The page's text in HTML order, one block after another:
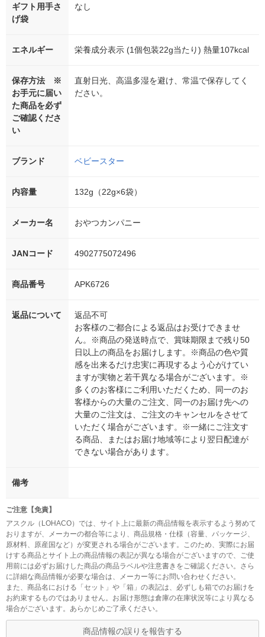
ギフト用手さ
げ袋
なし
エネルギー 栄養成分表示 (1個包装22g当たり) 熱量107kcal
保存方法 ※
お手元に届い
た商品を必ず
ご確認くださ
い
直射日光、高温多湿を避け、常温で保存してく
ださい。
ブランド ベビースター
内容量 132g（22g×6袋）
メーカー名 おやつカンパニー
JANコード 4902775072496
商品番号 APK6726
返品について
返品不可
お客様のご都合による返品はお受けできませ
ん。※商品の発送時点で、賞味期限まで残り50
日以上の商品をお届けします。※商品の色や質
感を出来るだけ忠実に再現するよう心がけてい
ますが実物と若干異なる場合がございます。※
多くのお客様にご利用いただくため、同一のお
客様からの大量のご注文、同一のお届け先への
大量のご注文は、ご注文のキャンセルをさせて
いただく場合がございます。※一緒にご注文す
る商品、またはお届け地域等により翌日配達が
できない場合があります。
備考
ご注意【免責】
アスクル（LOHACO）では、サイト上に最新の商品情報を表示するよう努めて
おりますが、メーカーの都合等により、商品規格・仕様（容量、パッケージ、
原材料、原産国など）が変更される場合がございます。このため、実際にお届
けする商品とサイト上の商品情報の表記が異なる場合がございますので、ご使
用前には必ずお届けした商品の商品ラベルや注意書きをご確認ください。さら
に詳細な商品情報が必要な場合は、メーカー等にお問い合わせください。
また、商品名における「セット」や「箱」の表記は、必ずしも箱でのお届けを
お約束するものではありません。お届け形態は倉庫の在庫状況等により異なる
場合がございます。あらかじめご了承ください。
商品情報の誤りを報告する